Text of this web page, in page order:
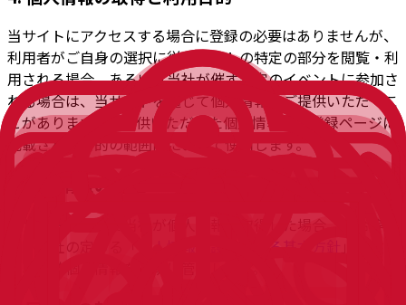
当サイトにアクセスする場合に登録の必要はありませんが、
利用者がご自身の選択に従いサイトの特定の部分を閲覧・利
用される場合、あるいは当社が催す特定のイベントに参加さ
れる場合は、当サイトを通じて個人情報をご提供いただくこ
とがあります。ご提供いただいた個人情報は、登録ページに
記載された目的の範囲内において使用します。
5. 個人情報の管理
当サイトを通じて当社が個人情報を取得した場合、法令等お
よび当社の定める「
個人情報保護に関する基本方針